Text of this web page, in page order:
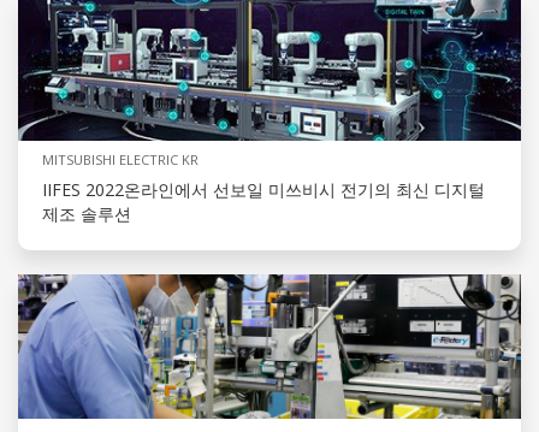
MITSUBISHI ELECTRIC KR
IIFES 2022온라인에서 선보일 미쓰비시 전기의 최신 디지털
제조 솔루션